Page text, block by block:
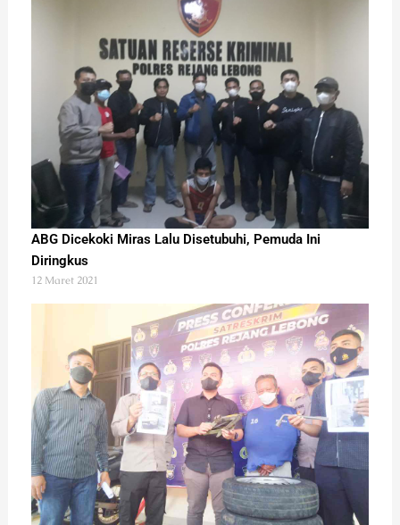
ABG Dicekoki Miras Lalu Disetubuhi, Pemuda Ini
Diringkus
12 Maret 2021